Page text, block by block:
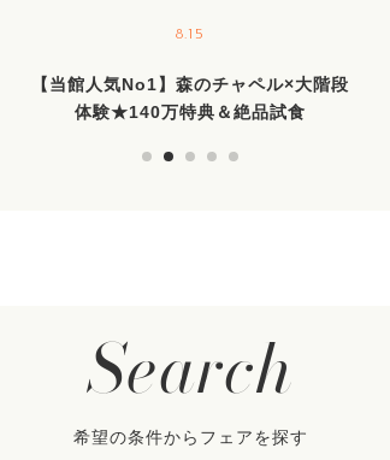
8.15
【当館人気No1】森のチャペル×大階段
体験★140万特典＆絶品試食
Search
希望の条件からフェアを探す